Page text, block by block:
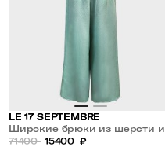
LE 17 SEPTEMBRE
Широкие брюки из шерсти и
шелка
71400 15400 ₽